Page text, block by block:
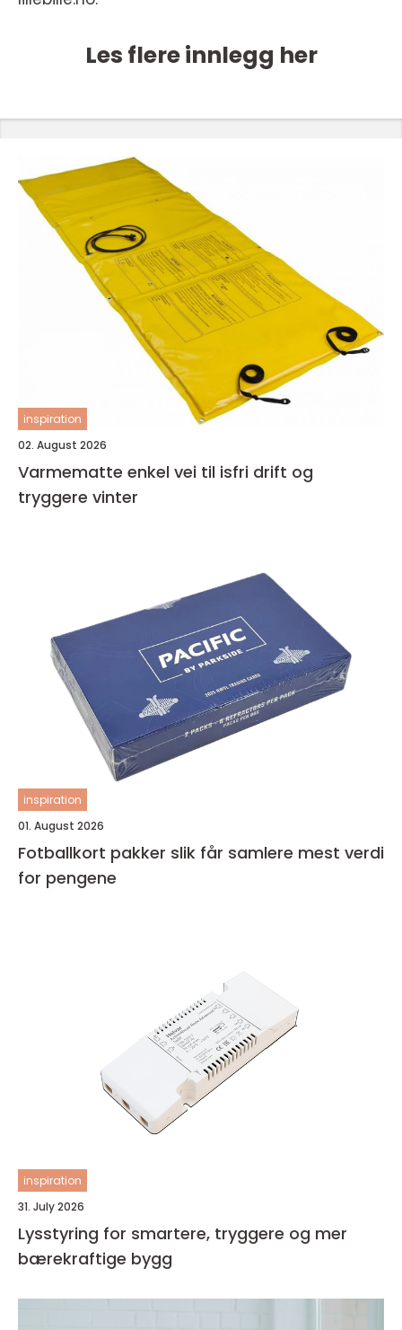
Les flere innlegg her
inspiration
02. August 2026
Varmematte enkel vei til isfri drift og
tryggere vinter
inspiration
01. August 2026
Fotballkort pakker slik får samlere mest verdi
for pengene
inspiration
31. July 2026
Lysstyring for smartere, tryggere og mer
bærekraftige bygg